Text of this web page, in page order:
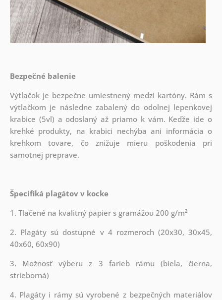
Bezpečné balenie
Výtlačok je bezpečne umiestnený medzi kartóny. Rám s
výtlačkom je následne zabalený do odolnej lepenkovej
krabice (5vl) a odoslaný až priamo k vám. Keďže ide o
krehké produkty, na krabici nechýba ani informácia o
krehkom tovare, čo znižuje mieru poškodenia pri
samotnej preprave.
Špecifiká plagátov v kocke
1. Tlačené na kvalitný papier s gramážou 200 g/m²
2. Plagáty sú dostupné v 4 rozmeroch (20x30, 30x45,
40x60, 60x90)
3. Možnosť výberu z 3 farieb rámu (biela, čierna,
strieborná)
4. Plagáty i rámy sú vyrobené z bezpečných materiálov